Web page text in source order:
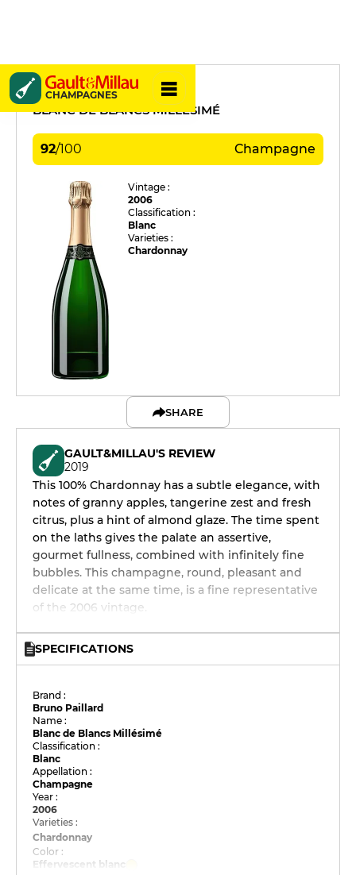
CHAMPAGNES
Bruno Paillard
BLANC DE BLANCS MILLÉSIMÉ
92/100 Champagne
Vintage :
2006
Classification :
Blanc
Varieties :
Chardonnay
SHARE
GAULT&MILLAU'S REVIEW
2019
This 100% Chardonnay has a subtle elegance, with
notes of granny apples, tangerine zest and fresh
citrus, plus a hint of almond glaze. The time spent
on the laths gives the palate an assertive,
gourmet fullness, combined with infinitely fine
bubbles. This champagne, round, pleasant and
delicate at the same time, is a fine representative
of the 2006 vintage.
SPECIFICATIONS
Brand :
Bruno Paillard
Name :
Blanc de Blancs Millésimé
Classification :
Blanc
Appellation :
Champagne
Year :
2006
Varieties :
Chardonnay
Color :
Effervescent blanc